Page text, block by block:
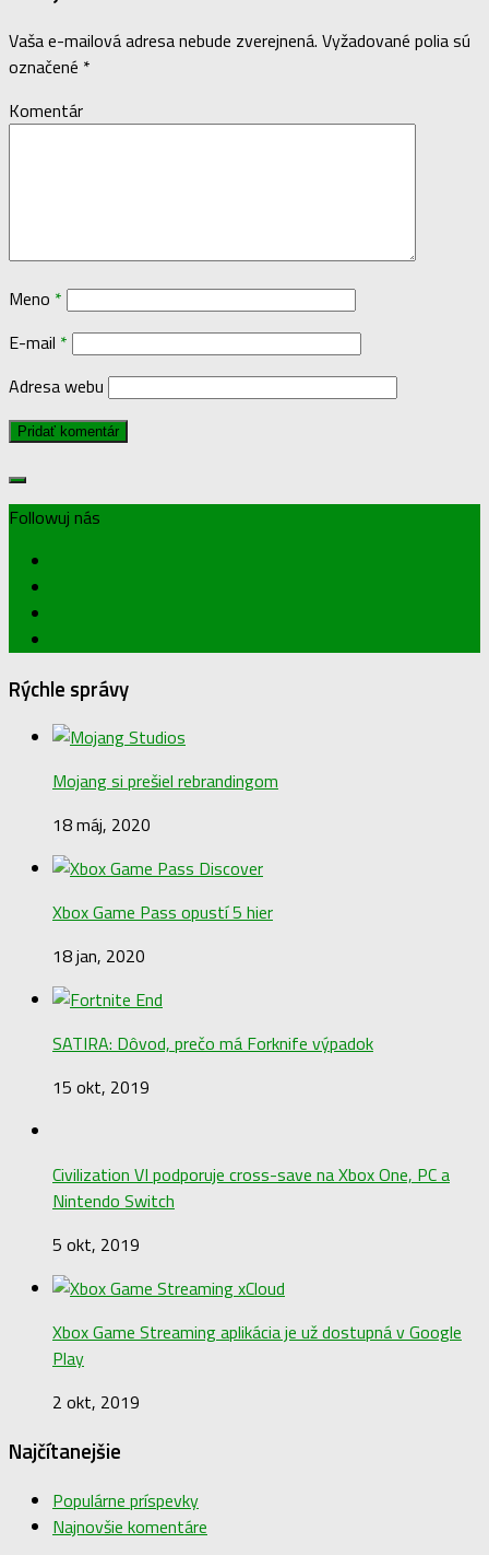
Vaša e-mailová adresa nebude zverejnená. Vyžadované polia sú
označené *
Komentár
Meno *
E-mail *
Adresa webu
Followuj nás
Rýchle správy
Mojang si prešiel rebrandingom
18 máj, 2020
Xbox Game Pass opustí 5 hier
18 jan, 2020
SATIRA: Dôvod, prečo má Forknife výpadok
15 okt, 2019
Civilization VI podporuje cross-save na Xbox One, PC a
Nintendo Switch
5 okt, 2019
Xbox Game Streaming aplikácia je už dostupná v Google
Play
2 okt, 2019
Najčítanejšie
Populárne príspevky
Najnovšie komentáre